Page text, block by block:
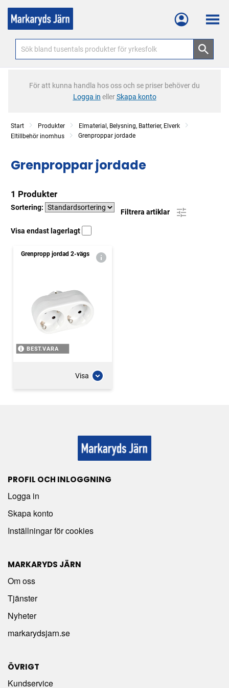
Meny
För att kunna handla hos oss och se priser behöver du
Logga in ellerSkapa konto
Start Produkter
Elmaterial, Belysning, Batterier, Elverk
Eltillbehör inomhus
Grenproppar jordade
Grenproppar jordade
1 Produkter
Sortering:
Filtrera artiklar
Visa endast lagerlagt
Grenpropp jordad 2-vägs
BEST.VARA
Visa
PROFIL OCH INLOGGNING
Logga in
Skapa konto
Inställningar för cookies
MARKARYDS JÄRN
Om oss
Tjänster
Nyheter
markarydsjarn.se
ÖVRIGT
Kundservice